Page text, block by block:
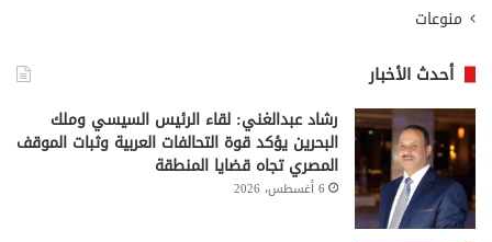
منوعات
أحدث الأخبار
رشاد عبدالغني: لقاء الرئيس السيسي وملك
البحرين يؤكد قوة التحالفات العربية وثبات الموقف
المصري تجاه قضايا المنطقة
6 أغسطس، 2026